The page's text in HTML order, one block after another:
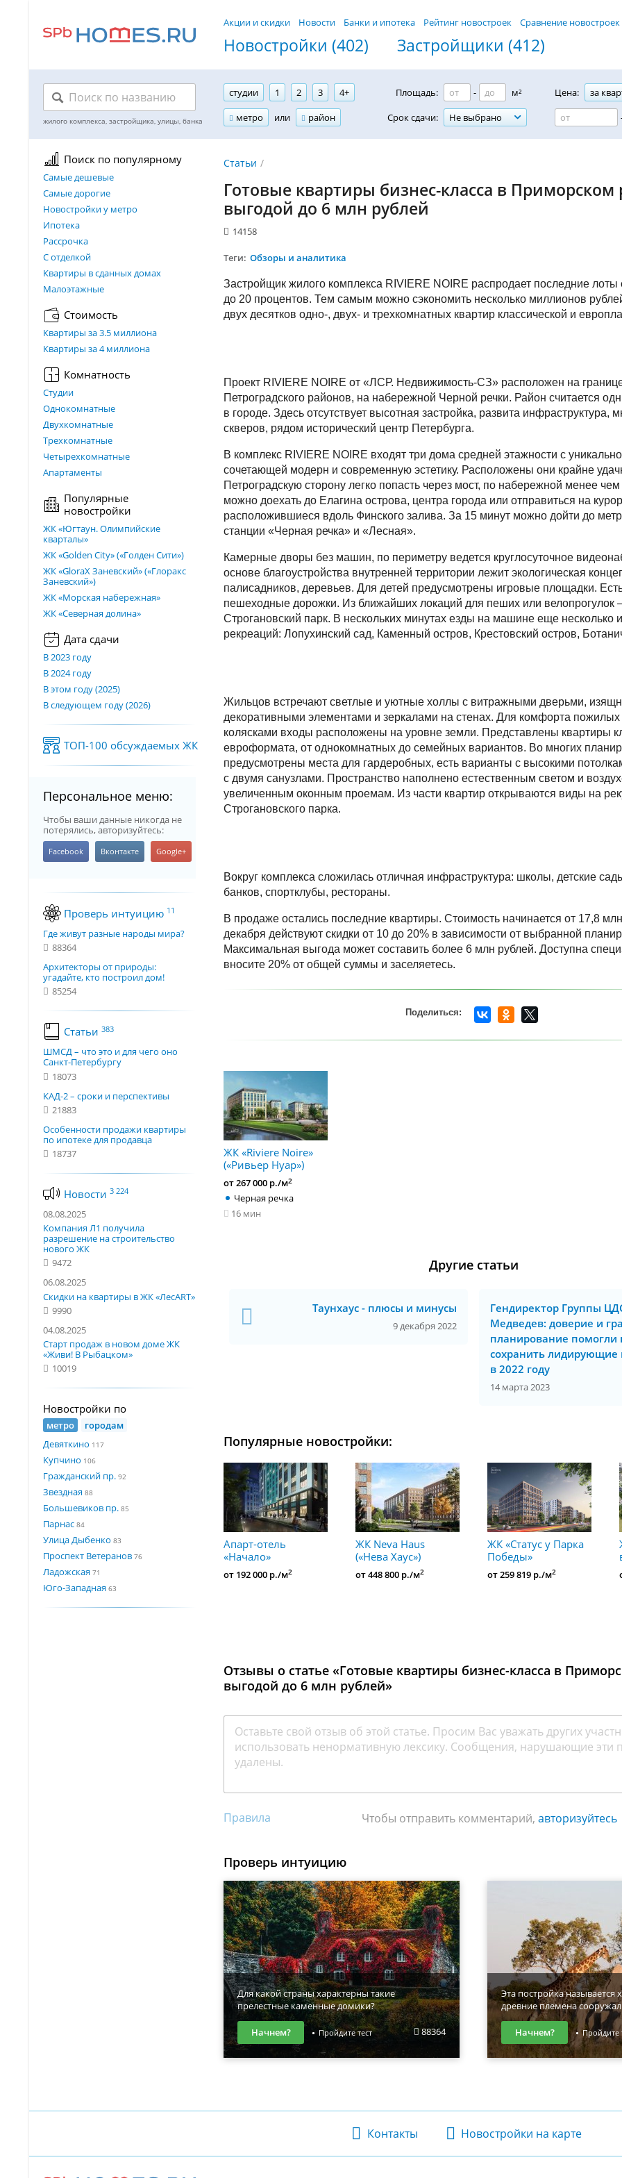
Акции и скидки Новости Банки и ипотека Рейтинг новостроек Сравнение новостроек
Новостройки (402) Застройщики (412)
студии 1 2 3
4+
метро
или район
Площадь: -
м²
Срок сдачи:
Не выбрано
Цена:
за
Поиск по популярному
Самые дешевые
Самые дорогие
Новостройки у метро
Ипотека
Рассрочка
С отделкой
Квартиры в сданных домах
Малоэтажные
Стоимость
Квартиры за 3.5 миллиона
Квартиры за 4 миллиона
Комнатность
Студии
Однокомнатные
Двухкомнатные
Трехкомнатные
Четырехкомнатные
Апартаменты
Популярные
новостройки
ЖК «Югтаун. Олимпийские
кварталы»
ЖК «Golden City» («Голден Сити»)
ЖК «GloraX Заневский»​ («Глоракс
Заневский»)
ЖК «Морская набережная»
ЖК «Северная долина»
Дата сдачи
В 2023 году
В 2024 году
В этом году (2025)
В следующем году (2026)
ТОП-100 обсуждаемых ЖК
Персональное меню:
Чтобы ваши данные никогда не
потерялись, авторизуйтесь:
Проверь интуицию 11
Где живут разные народы мира?
88364
Архитекторы от природы:
угадайте, кто построил дом!
85254
Статьи 383
ШМСД – что это и для чего оно
Санкт-Петербургу
18073
КАД-2 – сроки и перспективы
21883
Особенности продажи квартиры
по ипотеке для продавца
18737
Новости 3 224
08.08.2025
Компания Л1 получила
разрешение на строительство
нового ЖК
9472
06.08.2025
Скидки на квартиры в ЖК «ЛесART»
9990
04.08.2025
Старт продаж в новом доме ЖК
«Живи! В Рыбацком»
10019
Новостройки по
метро
городам
Девяткино 117
Купчино 106
Гражданский пр. 92
Звездная 88
Большевиков пр. 85
Парнас 84
Улица Дыбенко 83
Проспект Ветеранов 76
Ладожская 71
Юго-Западная 63
Статьи
Готовые квартиры бизнес-класса в Приморском
выгодой до 6 млн рублей
14158
Теги: Обзоры и аналитика
Застройщик жилого комплекса RIVIERE NOIRE распродает последние лоты
до 20 процентов. Тем самым можно сэкономить несколько миллионов
двух десятков одно-, двух- и трехкомнатных квартир классической и
Проект RIVIERE NOIRE от «ЛСР. Недвижимость-СЗ» расположен на
Петроградского районов, на набережной Черной речки. Район считается
в городе. Здесь отсутствует высотная застройка, развита инфраструктура,
скверов, рядом исторический центр Петербурга.
В комплекс RIVIERE NOIRE входят три дома средней этажности с
сочетающей модерн и современную эстетику. Расположены они крайне
Петроградскую сторону легко попасть через мост, по набережной менее
можно доехать до Елагина острова, центра города или отправиться на
расположившиеся вдоль Финского залива. За 15 минут можно дойти до
станции «Черная речка» и «Лесная».
Камерные дворы без машин, по периметру ведется круглосуточное
основе благоустройства внутренней территории лежит экологическая
палисадников, деревьев. Для детей предусмотрены игровые площадки.
пешеходные дорожки. Из ближайших локаций для пеших или велопрогулок
Строгановский парк. В нескольких минутах езды на машине еще несколько
рекреаций: Лопухинский сад, Каменный остров, Крестовский остров,
Жильцов встречают светлые и уютные холлы с витражными дверьми,
декоративными элементами и зеркалами на стенах. Для комфорта
колясками входы расположены на уровне земли. Представлены квартиры
евроформата, от однокомнатных до семейных вариантов. Во многих
предусмотрены места для гардеробных, есть варианты с высокими
с двумя санузлами. Пространство наполнено естественным светом и
увеличенным оконным проемам. Из части квартир открываются виды на
Строгановского парка.
Вокруг комплекса сложилась отличная инфраструктура: школы, детские
банков, спортклубы, рестораны.
В продаже остались последние квартиры. Стоимость начинается от 17,8
декабря действуют скидки от 10 до 20% в зависимости от выбранной
Максимальная выгода может составить более 6 млн рублей. Доступна
вносите 20% от общей суммы и заселяетесь.
ЖК «Riviere Noire»
(«Ривьер Нуар»)
от 267 000 р./м2
Черная речка
16 мин
Другие статьи
Таунхаус - плюсы и минусы
9 декабря 2022
Гендиректор Группы
Медведев: доверие и
планирование помогли
сохранить лидирующие
в 2022 году
14 марта 2023
Популярные новостройки:
Апарт-отель
«Начало»
от 192 000 р./м2
ЖК Neva Haus
(«Нева Хаус»)
от 448 800 р./м2
ЖК «Статус у Парка
Победы»
от 259 819 р./м2
Отзывы о статье «Готовые квартиры бизнес-класса в
выгодой до 6 млн рублей»
Чтобы отправить комментарий, авторизуйтесь
Правила
Проверь интуицию
Для какой страны характерны такие
прелестные каменные домики?
88364
Начнем? Пройдите тест
Эта постройка называется
древние племена
Начнем? Пройдите
Контакты Новостройки на карте